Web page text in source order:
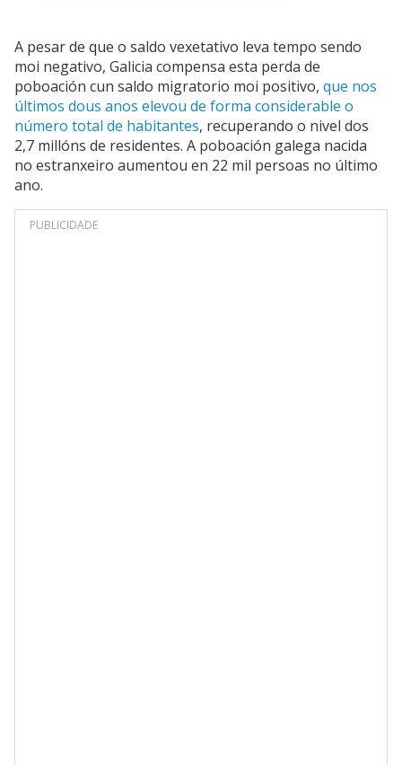
A pesar de que o saldo vexetativo leva tempo sendo
moi negativo, Galicia compensa esta perda de
poboación cun saldo migratorio moi positivo, que nos
últimos dous anos elevou de forma considerable o
número total de habitantes, recuperando o nivel dos
2,7 millóns de residentes. A poboación galega nacida
no estranxeiro aumentou en 22 mil persoas no último
ano.
PUBLICIDADE